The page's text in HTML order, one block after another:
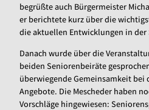
begrüßte auch Bürgermeister
er berichtete kurz über die
die aktuellen Entwicklungen in der
Danach wurde über die
beiden Seniorenbeiräte
überwiegende Gemeinsamkeit bei
Angebote. Die Mescheder haben
Vorschläge hingewiesen: